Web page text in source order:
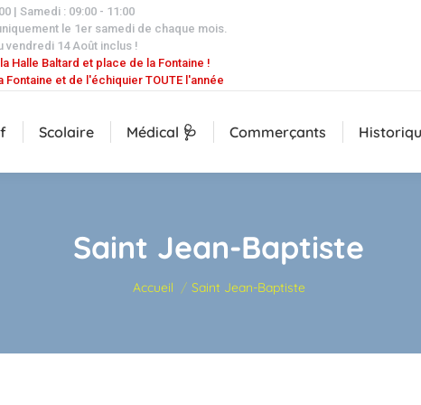
| Samedi : 09:00 - 11:00
le 1er samedi de chaque mois.
vendredi 14 Août inclus !
Halle Baltard et place de la Fontaine !
et de l'échiquier TOUTE l'année
Scolaire Médical 🩺 Commerçants
Saint Jean-Baptiste
Vous êtes ici :
Accueil Saint Jean-Baptiste